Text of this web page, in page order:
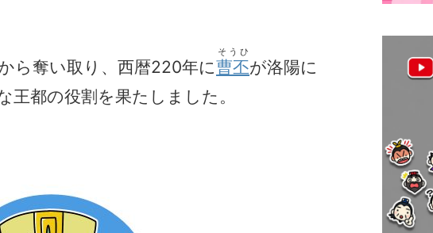
ら奪い取り、西暦220年に曹丕
そうひ
が洛陽に
王都の役割を果たしました。